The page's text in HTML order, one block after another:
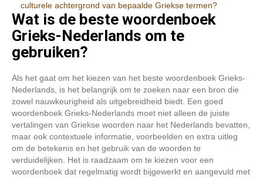
culturele achtergrond van bepaalde Griekse termen?
Wat is de beste woordenboek
Grieks-Nederlands om te
gebruiken?
Als het gaat om het kiezen van het beste woordenboek Grieks-
Nederlands, is het belangrijk om te zoeken naar een bron die
zowel nauwkeurigheid als uitgebreidheid biedt. Een goed
woordenboek Grieks-Nederlands moet niet alleen de juiste
vertalingen van Griekse woorden naar het Nederlands bevatten,
maar ook contextuele informatie, voorbeelden en extra uitleg
om de betekenis en het gebruik van de woorden te
verduidelijken. Het is raadzaam om te kiezen voor een
woordenboek dat regelmatig wordt bijgewerkt en aangevuld met